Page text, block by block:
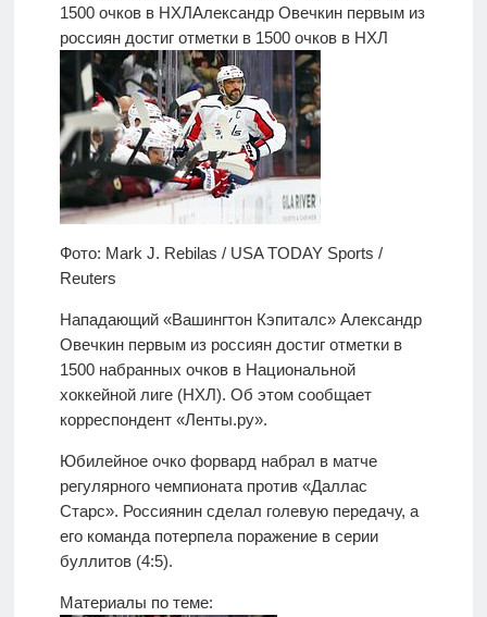
О
нас
Версия для
слабовидящих
1500 очков в НХЛАлександр Овечкин первым из
россиян достиг отметки в 1500 очков в НХЛ
Фото: Mark J. Rebilas / USA TODAY Sports /
Reuters
Нападающий «Вашингтон Кэпиталс» Александр
Овечкин первым из россиян достиг отметки в
1500 набранных очков в Национальной
хоккейной лиге (НХЛ). Об этом сообщает
корреспондент «Ленты.ру».
Юбилейное очко форвард набрал в матче
регулярного чемпионата против «Даллас
Старс». Россиянин сделал голевую передачу, а
его команда потерпела поражение в серии
буллитов (4:5).
Материалы по теме: